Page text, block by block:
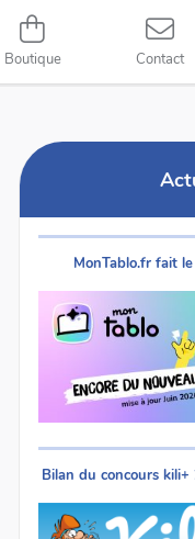
Boutique Contact
MonTablo.fr fait
Bilan du concours